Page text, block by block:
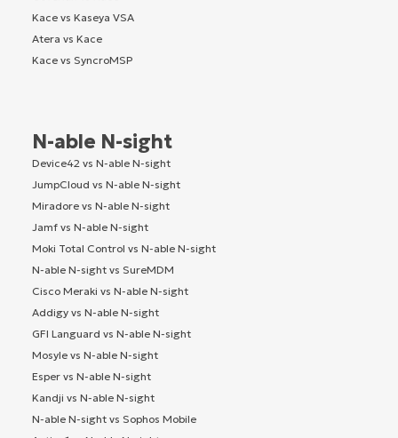
Kace vs Kaseya VSA
Atera vs Kace
Kace vs SyncroMSP
N-able N-sight
Device42 vs N-able N-sight
JumpCloud vs N-able N-sight
Miradore vs N-able N-sight
Jamf vs N-able N-sight
Moki Total Control vs N-able N-sight
N-able N-sight vs SureMDM
Cisco Meraki vs N-able N-sight
Addigy vs N-able N-sight
GFI Languard vs N-able N-sight
Mosyle vs N-able N-sight
Esper vs N-able N-sight
Kandji vs N-able N-sight
N-able N-sight vs Sophos Mobile